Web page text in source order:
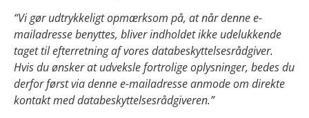
“Vi gør udtrykkeligt opmærksom på, at når denne e-
mailadresse benyttes, bliver indholdet ikke udelukkende
taget til efterretning af vores databeskyttelsesrådgiver.
Hvis du ønsker at udveksle fortrolige oplysninger, bedes du
derfor først via denne e-mailadresse anmode om direkte
kontakt med databeskyttelsesrådgiveren.”